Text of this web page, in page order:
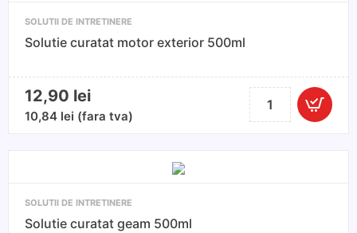
SOLUTII DE INTRETINERE
Solutie curatat motor exterior 500ml
12,90 lei
10,84 lei (fara tva)
Cantitate
Solutie
SOLUTII DE INTRETINERE
Solutie curatat geam 500ml